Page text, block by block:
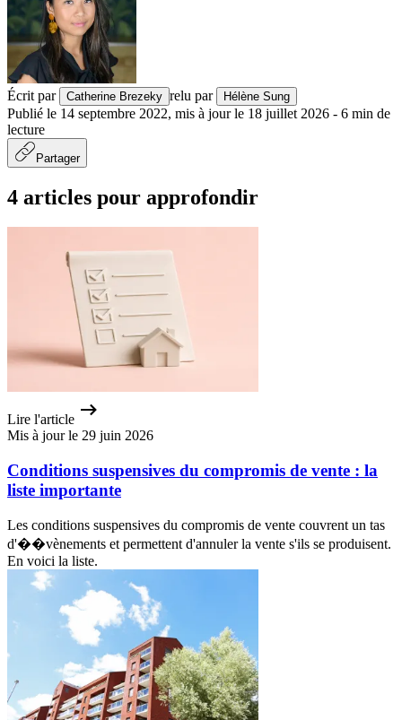
Écrit par Catherine Brezeky relu par Hélène Sung
Publié le 14 septembre 2022, mis à jour le 18 juillet 2026 - 6 min de
lecture
Partager
4 articles pour approfondir
Lire l'article
Mis à jour le 29 juin 2026
Conditions suspensives du compromis de vente : la
liste importante
Les conditions suspensives du compromis de vente couvrent un tas
d'��vènements et permettent d'annuler la vente s'ils se produisent.
En voici la liste.